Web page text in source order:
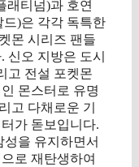
래티넘)과 호연
드)은 각각 독특한
몬 시리즈 팬들
신오 지방은 도시
고 전설 포켓몬
몬스터로 유명
고 다채로운 기
가 돋보입니다.
을 유지하면서
로 재탄생하여